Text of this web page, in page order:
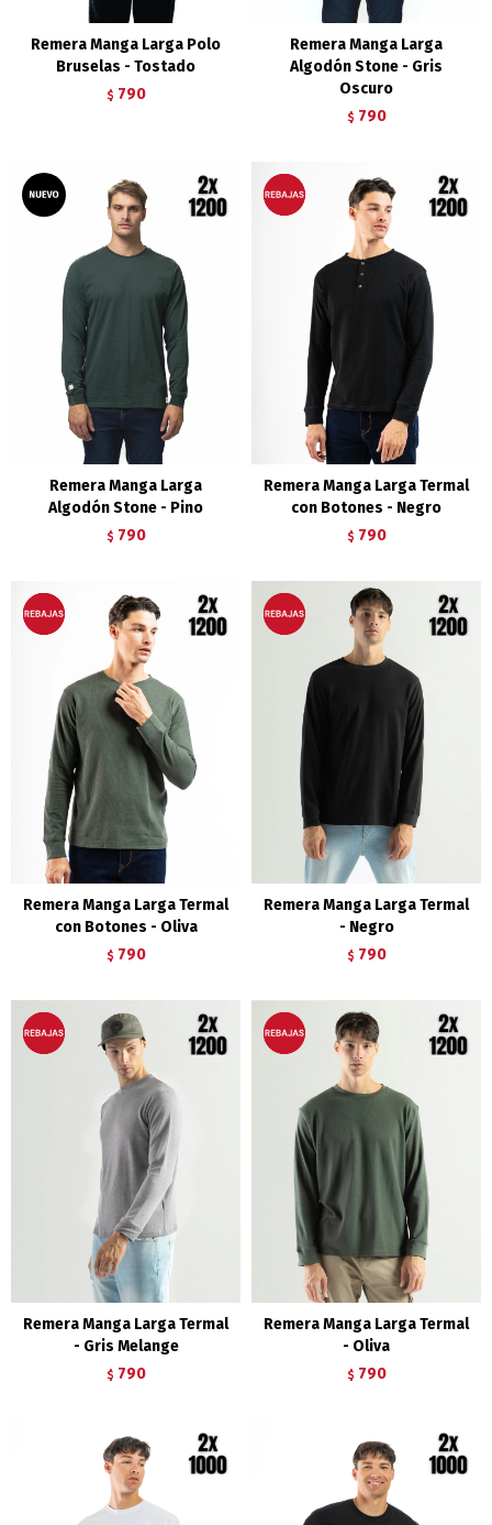
Remera Manga Larga Polo
Bruselas - Tostado
$ 790
Remera Manga Larga
Algodón Stone - Gris
Oscuro
$ 790
Remera Manga Larga
Algodón Stone - Pino
$ 790
Remera Manga Larga Termal
con Botones - Negro
$ 790
Remera Manga Larga Termal
con Botones - Oliva
$ 790
Remera Manga Larga Termal
- Negro
$ 790
Remera Manga Larga Termal
- Gris Melange
$ 790
Remera Manga Larga Termal
- Oliva
$ 790